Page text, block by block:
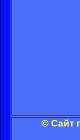
© Сайт